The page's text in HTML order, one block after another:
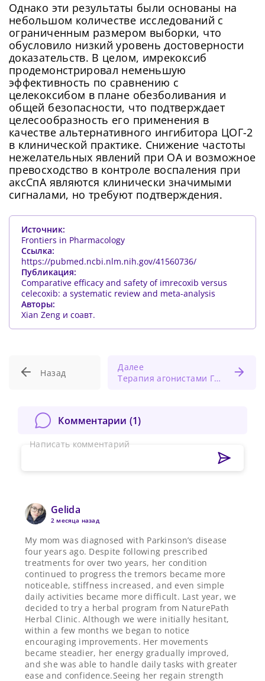
Сменить пароль!
Однако эти результаты были основаны на
небольшом количестве исследований с
ограниченным размером выборки, что
обусловило низкий уровень достоверности
доказательств. В целом, имрекоксиб
продемонстрировал неменьшую
эффективность по сравнению с
целекоксибом в плане обезболивания и
общей безопасности, что подтверждает
целесообразность его применения в
качестве альтернативного ингибитора ЦОГ-2
в клинической практике. Снижение частоты
нежелательных явлений при ОА и возможное
превосходство в контроле воспаления при
аксСпА являются клинически значимыми
сигналами, но требуют подтверждения.
Источник:
Frontiers in Pharmacology
Ссылка:
https://pubmed.ncbi.nlm.nih.gov/41560736/
Публикация:
Comparative efficacy and safety of imrecoxib versus
celecoxib: a systematic review and meta-analysis
Авторы:
Xian Zeng и соавт.
Назад
Далее
Терапия агонистами ГПП-1 снижает ИМТ, уровень холестерина и улучшает гликемический контроль после бариатрической хирургии
Комментарии (1)
Написать комментарий
Gelida
2 месяца назад
My mom was diagnosed with Parkinson’s disease
four years ago. Despite following prescribed
treatments for over two years, her condition
continued to progress the tremors became more
noticeable, stiffness increased, and even simple
daily activities became more difficult. Last year, we
decided to try a herbal program from NaturePath
Herbal Clinic. Although we were initially hesitant,
within a few months we began to notice
encouraging improvements. Her movements
became steadier, her energy gradually improved,
and she was able to handle daily tasks with greater
ease and confidence.Seeing her regain strength